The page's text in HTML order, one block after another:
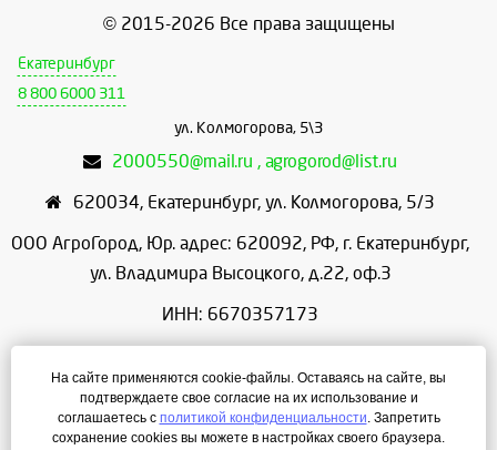
© 2015-2026 Все права защищены
Екатеринбург
8 800 6000 311
ул. Колмогорова, 5\3
2000550@mail.ru , agrogorod@list.ru
620034, Екатеринбург, ул. Колмогорова, 5/3
ООО АгроГород, Юр. адрес: 620092, РФ, г. Екатеринбург,
ул. Владимира Высоцкого, д.22, оф.3
ИНН: 6670357173
ОГРН: 1156658086166
Режим работы: с 9:00 до 18:00
На сайте применяются cookie-файлы. Оставаясь на сайте, вы
подтверждаете свое согласие на их использование и
соглашаетесь с политикой конфиденциальности. Запретить
сохранение cookies вы можете в настройках своего браузера.